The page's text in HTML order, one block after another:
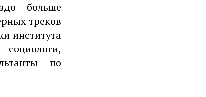
больше
треков
института
по